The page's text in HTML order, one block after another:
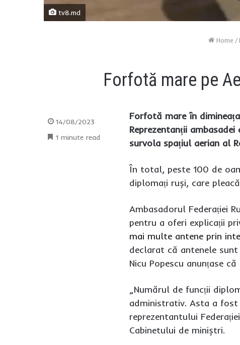
tv8.md
Home /
Forfotă mare pe
Forfotă mare în
Reprezentanții
survola spațiul aerian al
În total, peste 100 de
diplomați ruși, care
Ambasadorul Federației
pentru a oferi explicații
mai multe antene prin
declarat că antenele
Nicu Popescu anunțase
„Numărul de funcții
administrativ. Asta a
reprezentantului
Cabinetului de miniștri.
14/08/2023
1 minute read